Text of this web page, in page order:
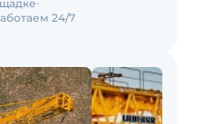
24/7